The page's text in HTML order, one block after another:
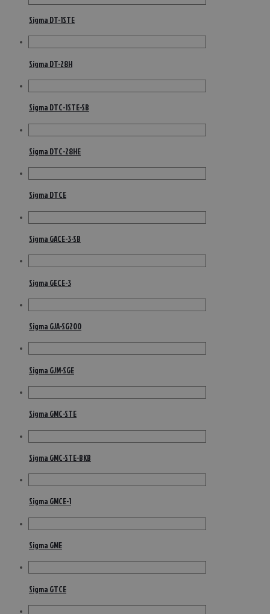
Sigma DT-1STE
Sigma DT-28H
Sigma DTC-1STE-SB
Sigma DTC-28HE
Sigma DTCE
Sigma GACE-3-SB
Sigma GECE-3
Sigma GJA-SG200
Sigma GJM-SGE
Sigma GMC-STE
Sigma GMC-STE-BKB
Sigma GMCE-1
Sigma GME
Sigma GTCE